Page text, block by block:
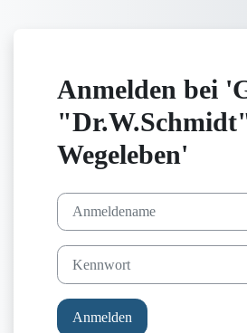
Anmelden bei
Wegeleben'
Anmeldename
Kennwort
Anmelden